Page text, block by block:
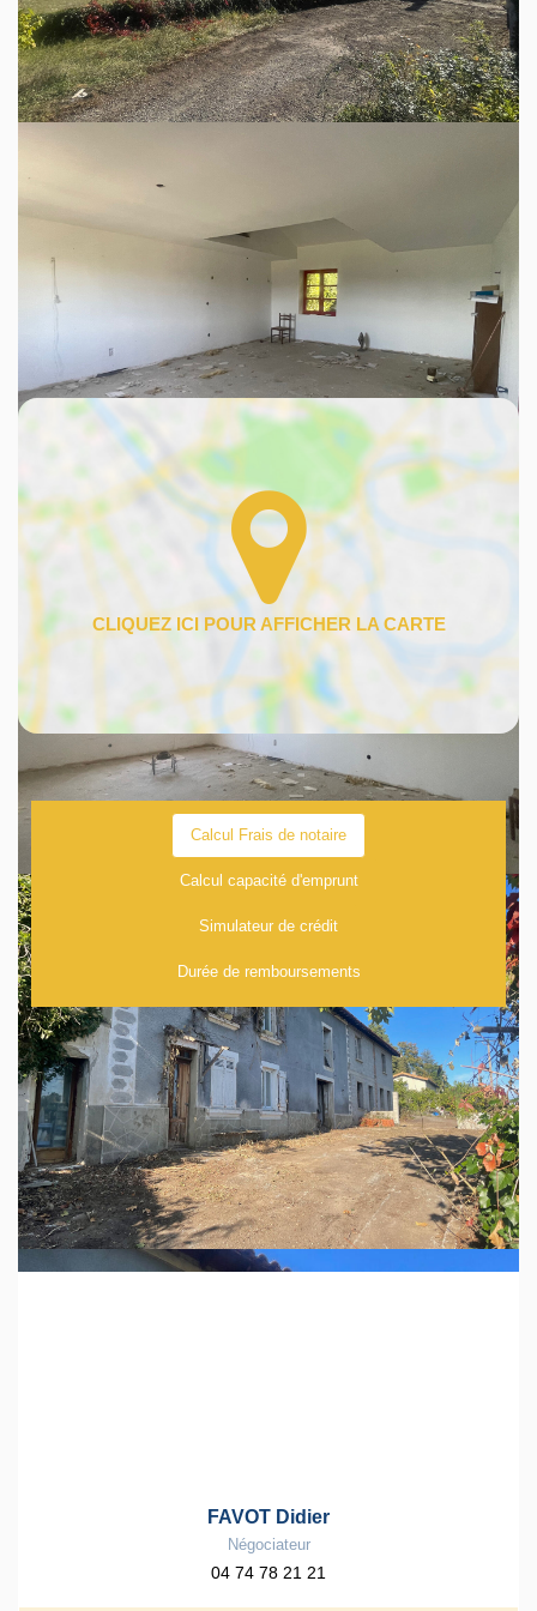
SERPAIZE (38200), à 10 minutes du centre de VIENNE,
cette propriété à rénover entièrement, et bénéficiant d'un
terrain arboré de plus de 11.000m². Actuellement
composée d'une partie habitation de 4 pièces sur deux
ainsi qu'un hangar en très mauvais état.
Découvrez votre futur quartier
Avec votre expert TOUTATISSIMMO
Calcul Frais de notaire
Calcul capacité d'emprunt
Simulateur de crédit
Durée de remboursements
FAVOT Didier
Négociateur
04 74 78 21 21